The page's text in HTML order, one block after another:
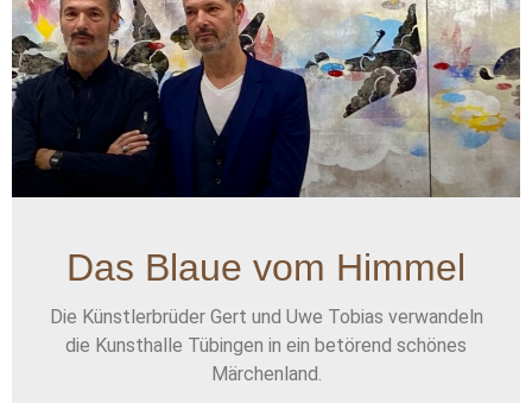
Das Blaue vom Himmel
Die Künstlerbrüder Gert und Uwe Tobias verwandeln
die Kunsthalle Tübingen in ein betörend schönes
Märchenland.